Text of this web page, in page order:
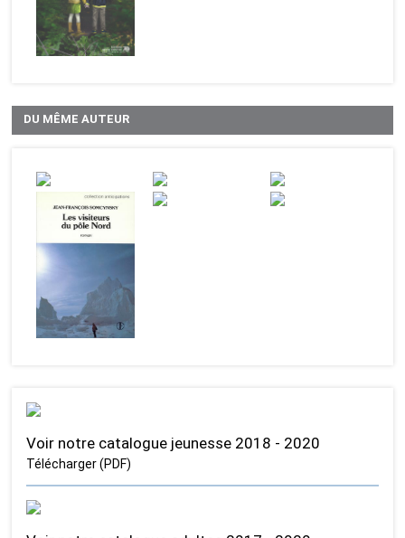
DU MÊME AUTEUR
Voir notre catalogue jeunesse 2018 - 2020
Télécharger (PDF)